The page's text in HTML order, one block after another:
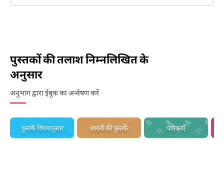
पुस्तकों की तलाश निम्नलिखित के
अनुसार
अनुभाग द्वारा ईबुक का अन्वेषण करें
पुस्तकें विषयानुसार शायरी की पुस्तकें पत्रिकाएँ